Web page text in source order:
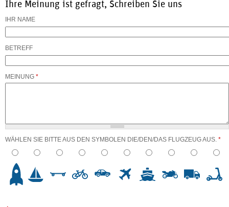
Ihre Meinung ist gefragt, Schreiben Sie uns
IHR NAME
BETREFF
MEINUNG *
WÄHLEN SIE BITTE AUS DEN SYMBOLEN DIE/DEN/DAS FLUGZEUG AUS. *